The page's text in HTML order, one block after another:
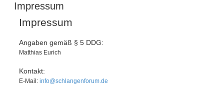
Impressum
Impressum
Angaben gemäß § 5 DDG:
Matthias Eurich
Kontakt:
E-Mail: info@schlangenforum.de